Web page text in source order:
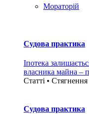
Мораторій
Судова практика
Іпотека
власника майна –
Статті •
Судова практика